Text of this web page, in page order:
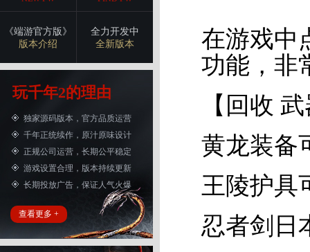
《端游官方版》
版本介绍
全力开发中
全新版本
玩千年2的理由
独家源码版本，官方品质运营
千年正统续作，原汁原味设计
正规公司运营，长期公平稳定
游戏设置合理，版本持续更新
长期投放广告，保证人气火爆
查看更多 +
在游戏中
功能，非
【回收
黄龙装备
王陵护具
忍者剑日